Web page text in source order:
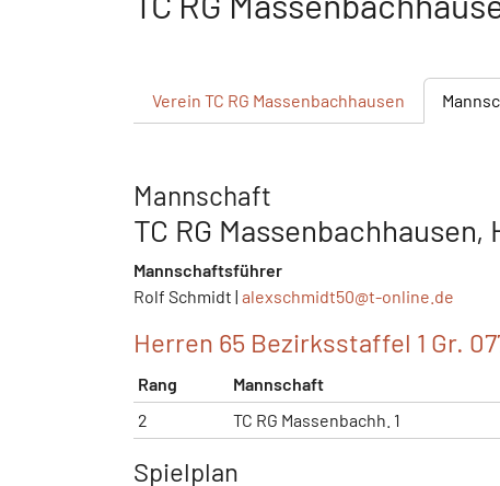
Verein TC RG Massenbachhausen
Mannschaft
TC RG Massenbachhausen,
Mannschaftsführer
Rolf Schmidt | alexschmidt50@t-online.de
Herren 65 Bezirksstaffel 1 Gr.
Rang Mannschaft
2
TC RG Massenbachh. 1
Spielplan